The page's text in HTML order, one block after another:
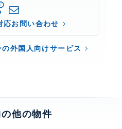
応お問い合わせ
外国人向けサービス
他の物件